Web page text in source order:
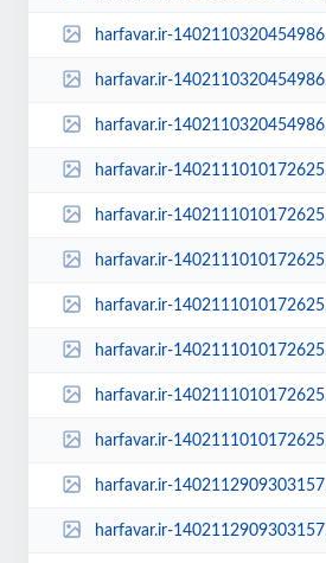
harfavar.ir-1402110320454986829248504-1402110320454986829248504-600x400.jpg
harfavar.ir-1402110320454986829248504-1402110320454986829248504-768x535.jpg
harfavar.ir-1402110320454986829248504-1402110320454986829248504.jpg
harfavar.ir-1402111010172625929282334-100x70.jpg
harfavar.ir-1402111010172625929282334-250x150.jpg
harfavar.ir-1402111010172625929282334-300x209.jpg
harfavar.ir-1402111010172625929282334-450x300.jpg
harfavar.ir-1402111010172625929282334-600x400.jpg
harfavar.ir-1402111010172625929282334-768x535.jpg
harfavar.ir-1402111010172625929282334.jpg
harfavar.ir-1402112909303157929416754-100x70.jpg
harfavar.ir-1402112909303157929416754-250x150.jpg